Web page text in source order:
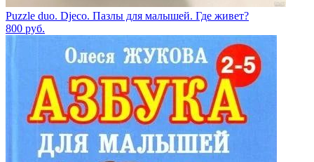
Puzzle duo. Djeco. Пазлы для малышей. Где живет?
800 руб.